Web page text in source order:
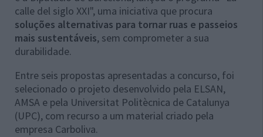
calle del siglo XXI", uma iniciativa que procura
soluções alternativas para tornar ruas e passeios
mais sustentáveis, sem comprometer a sua
durabilidade.
Entre seis propostas apresentadas a concurso, foi
selecionado o projeto desenvolvido pela ELSAN,
AMSA e pela Universitat Politècnica de Catalunya
(UPC), com recurso a um material criado pela
empresa Carboliva.